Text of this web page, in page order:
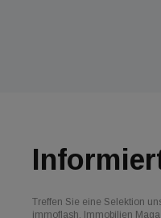
Treffen Sie eine Selektion
immoflash, Immobilien